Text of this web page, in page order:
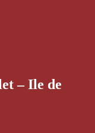
– Ile de